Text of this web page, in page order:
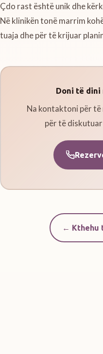
Çdo rast është unik dhe
Në klinikën tonë marrim
tuaja dhe për të krijuar
Doni të dini
Na kontaktoni për
për të
← Kthehu